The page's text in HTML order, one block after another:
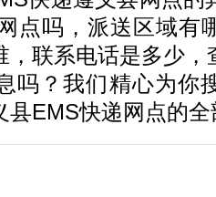
网点吗，派送区域有
，联系电话是多少，
吗？我们精心为你
县EMS快递网点的